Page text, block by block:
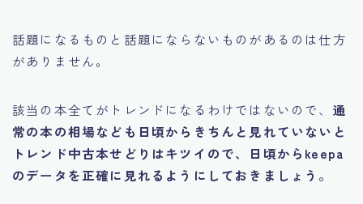
話題になるものと話題にならないものがあるのは仕方
がありません。
該当の本全てがトレンドになるわけではないので、 通
常の本の相場なども日頃からきちんと見れていないと
トレンド中古本せどりはキツイので、日頃からkeepa
のデータを正確に見れるようにしておきましょう。